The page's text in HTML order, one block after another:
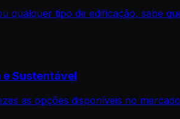
qualquer tipo de edificação, sabe
Sustentável
as opções disponíveis no